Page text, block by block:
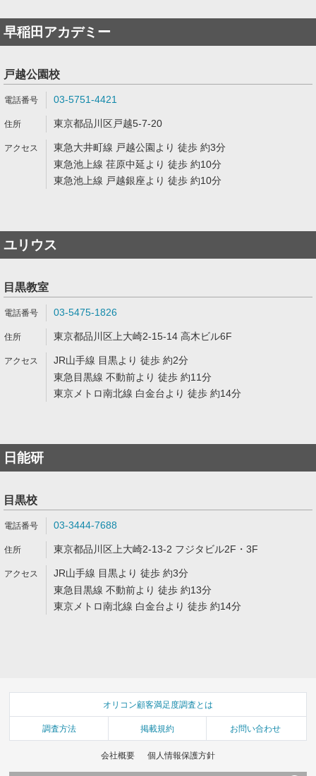
早稲田アカデミー
戸越公園校
03-5751-4421
東京都品川区戸越5-7-20
東急大井町線 戸越公園より 徒歩 約3分
東急池上線 荏原中延より 徒歩 約10分
東急池上線 戸越銀座より 徒歩 約10分
ユリウス
目黒教室
03-5475-1826
東京都品川区上大崎2-15-14 高木ビル6F
JR山手線 目黒より 徒歩 約2分
東急目黒線 不動前より 徒歩 約11分
東京メトロ南北線 白金台より 徒歩 約14分
日能研
目黒校
03-3444-7688
東京都品川区上大崎2-13-2 フジタビル2F・3F
JR山手線 目黒より 徒歩 約3分
東急目黒線 不動前より 徒歩 約13分
東京メトロ南北線 白金台より 徒歩 約14分
オリコン顧客満足度調査とは
調査方法 掲載規約 お問い合わせ
会社概要 個人情報保護方針